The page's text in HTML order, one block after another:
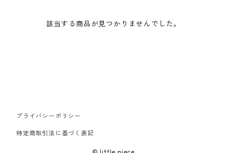
該当する商品が見つかりませんでした。
プライバシーポリシー
特定商取引法に基づく表記